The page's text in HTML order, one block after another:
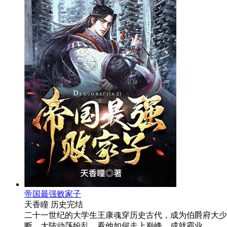
帝国最强败家子
天香瞳 历史完结
二十一世纪的大学生王康魂穿历史古代，成为伯爵府大